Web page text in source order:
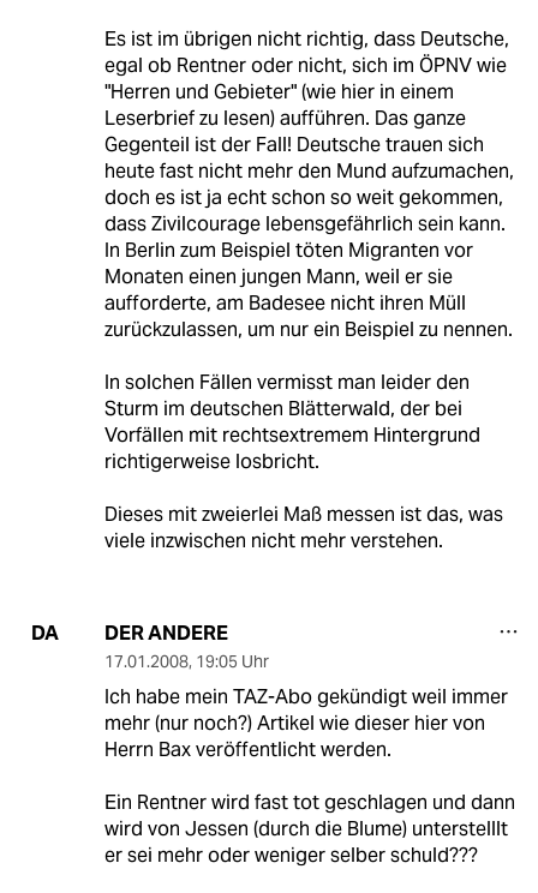
Es ist im übrigen nicht richtig, dass Deutsche,
egal ob Rentner oder nicht, sich im ÖPNV wie
"Herren und Gebieter" (wie hier in einem
Leserbrief zu lesen) aufführen. Das ganze
Gegenteil ist der Fall! Deutsche trauen sich
heute fast nicht mehr den Mund aufzumachen,
doch es ist ja echt schon so weit gekommen,
dass Zivilcourage lebensgefährlich sein kann.
In Berlin zum Beispiel töten Migranten vor
Monaten einen jungen Mann, weil er sie
aufforderte, am Badesee nicht ihren Müll
zurückzulassen, um nur ein Beispiel zu nennen.
In solchen Fällen vermisst man leider den
Sturm im deutschen Blätterwald, der bei
Vorfällen mit rechtsextremem Hintergrund
richtigerweise losbricht.
Dieses mit zweierlei Maß messen ist das, was
viele inzwischen nicht mehr verstehen.
DA DER ANDERE
17.01.2008, 19:05 Uhr
Ich habe mein TAZ-Abo gekündigt weil immer
mehr (nur noch?) Artikel wie dieser hier von
Herrn Bax veröffentlicht werden.
Ein Rentner wird fast tot geschlagen und dann
wird von Jessen (durch die Blume) unterstelllt
er sei mehr oder weniger selber schuld???